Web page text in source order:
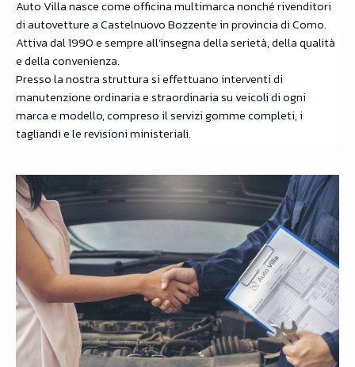
Auto Villa nasce come officina multimarca nonché rivenditori
di autovetture a Castelnuovo Bozzente in provincia di Como.
Attiva dal 1990 e sempre all’insegna della serietà, della qualità
e della convenienza.
Presso la nostra struttura si effettuano interventi di
manutenzione ordinaria e straordinaria su veicoli di ogni
marca e modello, compreso il servizi gomme completi, i
tagliandi e le revisioni ministeriali.